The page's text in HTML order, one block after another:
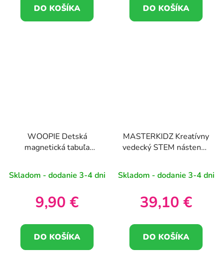
DO KOŠÍKA DO KOŠÍKA
WOOPIE Detská
magnetická tabuľa
Elephant
Skladom - dodanie 3-4 dni
9,90 €
DO KOŠÍKA
MASTERKIDZ Kreatívny
vedecký STEM nástenný
montážneho panelu
Skladom - dodanie 3-4 dni
39,10 €
DO KOŠÍKA